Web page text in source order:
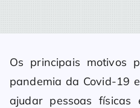
Os principais motivos
pandemia da Covid-19
ajudar pessoas físicas